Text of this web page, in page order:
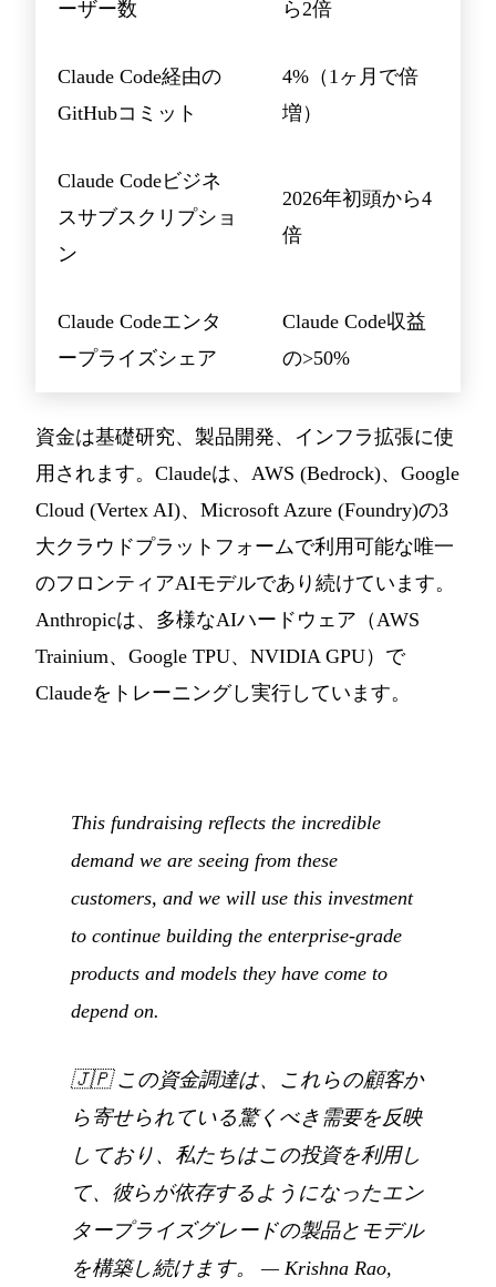
ーザー数
ら2倍
Claude Code経由の
GitHubコミット
4%（1ヶ月で倍
増）
Claude Codeビジネ
スサブスクリプショ
ン
2026年初頭から4
倍
Claude Codeエンタ
ープライズシェア
Claude Code収益
の>50%
資金は基礎研究、製品開発、インフラ拡張に使
用されます。Claudeは、AWS (Bedrock)、Google
Cloud (Vertex AI)、Microsoft Azure (Foundry)の3
大クラウドプラットフォームで利用可能な唯一
のフロンティアAIモデルであり続けています。
Anthropicは、多様なAIハードウェア（AWS
Trainium、Google TPU、NVIDIA GPU）で
Claudeをトレーニングし実行しています。
This fundraising reflects the incredible
demand we are seeing from these
customers, and we will use this investment
to continue building the enterprise-grade
products and models they have come to
depend on.
🇯🇵この資金調達は、これらの顧客か
ら寄せられている驚くべき需要を反映
しており、私たちはこの投資を利用し
て、彼らが依存するようになったエン
タープライズグレードの製品とモデル
を構築し続けます。
— Krishna Rao,